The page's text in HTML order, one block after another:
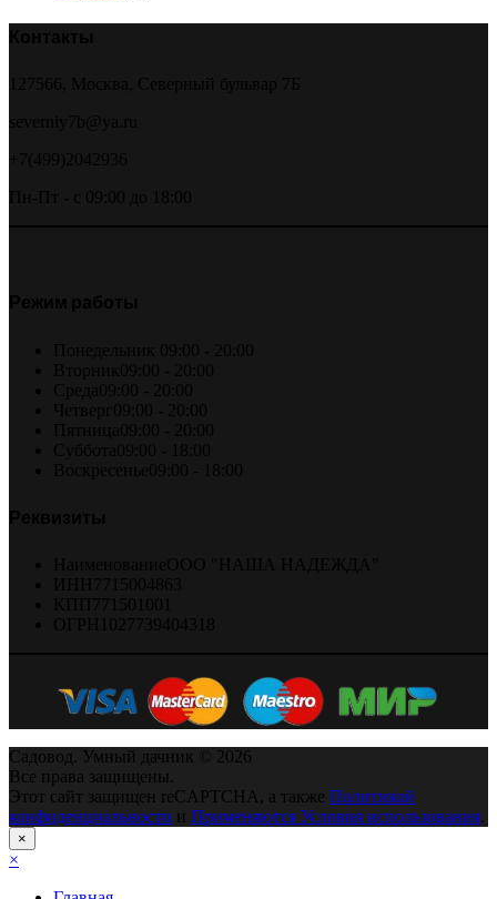
Садовод. Умный дачник © 2026
Все права защищены.
Этот сайт защищен reCAPTCHA, а также Политикой
конфиденциальности и Применяются Условия использования
×
×